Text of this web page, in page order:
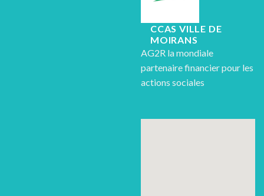
CCAS VILLE DE
MOIRANS
AG2R la mondiale
partenaire financier pour les
actions sociales